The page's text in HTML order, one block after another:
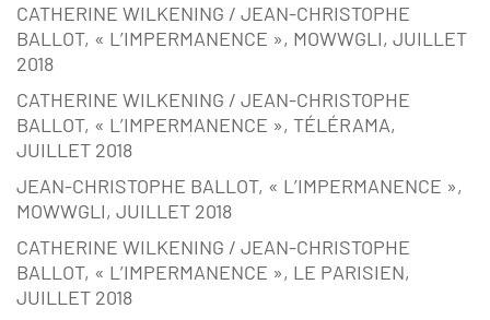
CATHERINE WILKENING / JEAN-CHRISTOPHE
BALLOT, « L’IMPERMANENCE », MOWWGLI, JUILLET
2018
CATHERINE WILKENING / JEAN-CHRISTOPHE
BALLOT, « L’IMPERMANENCE », TÉLÉRAMA,
JUILLET 2018
JEAN-CHRISTOPHE BALLOT, « L’IMPERMANENCE »,
MOWWGLI, JUILLET 2018
CATHERINE WILKENING / JEAN-CHRISTOPHE
BALLOT, « L’IMPERMANENCE », LE PARISIEN,
JUILLET 2018